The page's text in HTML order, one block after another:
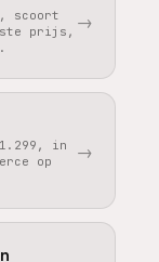
scoort
prijs, →
in
op
→